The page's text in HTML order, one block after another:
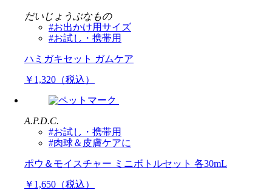
だいじょうぶなもの
#お出かけ用サイズ
#お試し・携帯用
ハミガキセット ガムケア
￥1,320（税込）
A.P.D.C.
#お試し・携帯用
#肉球＆皮膚ケアに
ポウ＆モイスチャー ミニボトルセット 各30mL
￥1,650（税込）